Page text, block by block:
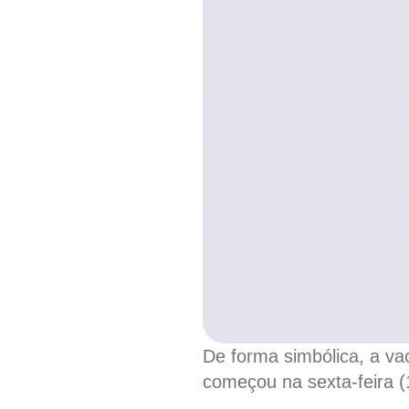
De forma simbólica, a
começou na sexta-feira